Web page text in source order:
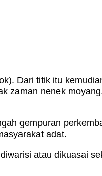
Dari titik itu
zaman nenek
gempuran
adat.
atau dikuasai